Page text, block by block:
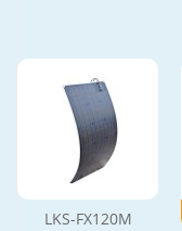
LKS-FX120M